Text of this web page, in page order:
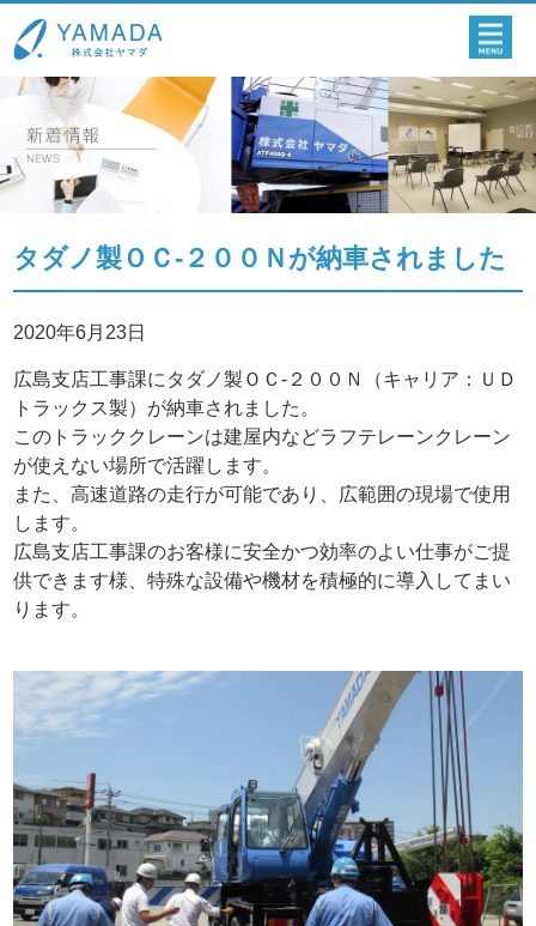
タダノ製ＯＣ-２００Ｎが納車されました
2020年6月23日
広島支店工事課にタダノ製ＯＣ-２００Ｎ（キャリア：ＵＤ
トラックス製）が納車されました。
このトラッククレーンは建屋内などラフテレーンクレーン
が使えない場所で活躍します。
また、高速道路の走行が可能であり、広範囲の現場で使用
します。
広島支店工事課のお客様に安全かつ効率のよい仕事がご提
供できます様、特殊な設備や機材を積極的に導入してまい
ります。